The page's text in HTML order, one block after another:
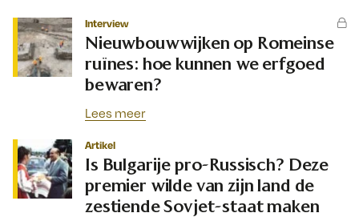
Interview
Nieuwbouwwijken op Romeinse
ruïnes: hoe kunnen we erfgoed
bewaren?
Lees meer
Artikel
Is Bulgarije pro-Russisch? Deze
premier wilde van zijn land de
zestiende Sovjet-staat maken